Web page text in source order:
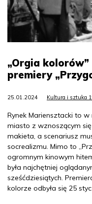
„Orgia
premiery
25.01.2024 Kultura i sztuka
Rynek Mariensztacki to
miasto z wznoszącym
makieta, a scenariusz
socrealizmu. Mimo to
ogromnym kinowym
była najchętniej
sześćdziesiątych.
kolorze odbyła się 25